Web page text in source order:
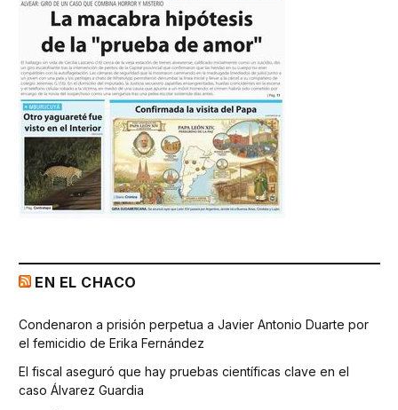
EN EL CHACO
Condenaron a prisión perpetua a Javier Antonio Duarte por
el femicidio de Erika Fernández
El fiscal aseguró que hay pruebas científicas clave en el
caso Álvarez Guardia